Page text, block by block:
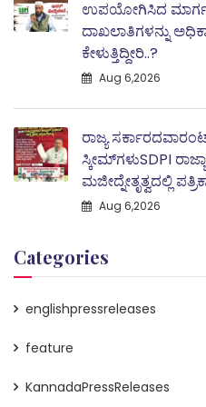
ಉಪಯೋಗಿಸಿದ
ದಾಖಲಾತಿಗಳನ್ನು
ಕೇಳುತ್ತಿದ್ದೀರಿ..?
Aug 6,2026
ರಾಜ್ಯ
ಸ್ಕೀಮ್‌ಗಳುSDPI
ಮಜೀದ್ನೇತೃತ್ವದಲ್ಲಿ
Aug 6,2026
Categories
englishpressreleases
feature
KannadaPressReleases